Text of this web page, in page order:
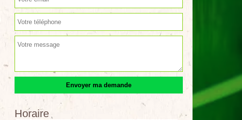
Horaire